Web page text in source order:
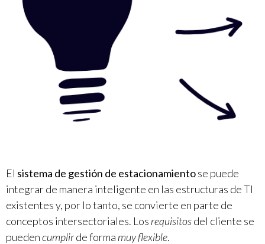
El sistema de gestión de estacionamientose puede
integrar de manera inteligente en las estructuras de TI
existentes y, por lo tanto, se convierte en parte de
conceptos intersectoriales. Los requisitosdel cliente se
puedencumplirde forma muy flexible.